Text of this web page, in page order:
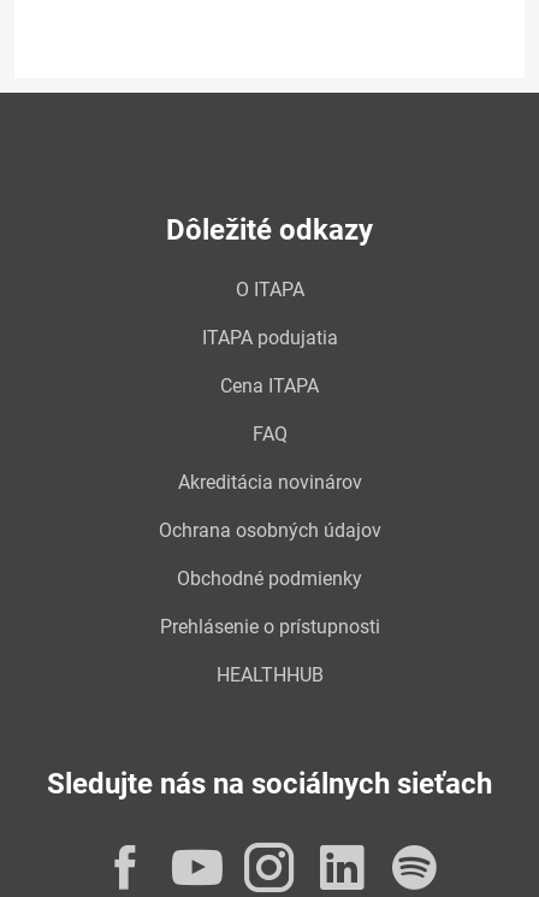
Dôležité odkazy
O ITAPA
ITAPA podujatia
Cena ITAPA
FAQ
Akreditácia novinárov
Ochrana osobných údajov
Obchodné podmienky
Prehlásenie o prístupnosti
HEALTHHUB
Sledujte nás na sociálnych sieťach
Facebook
YouTube
Instagram